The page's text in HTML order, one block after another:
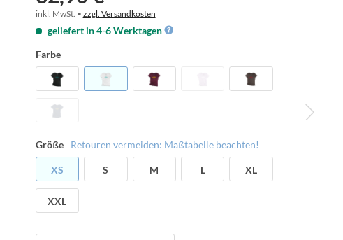
inkl. MwSt. • zzgl. Versandkosten
geliefert in 4-6 Werktagen
Farbe
Größe Retouren vermeiden: Maßtabelle beachten!
XS S M L XL
XXL